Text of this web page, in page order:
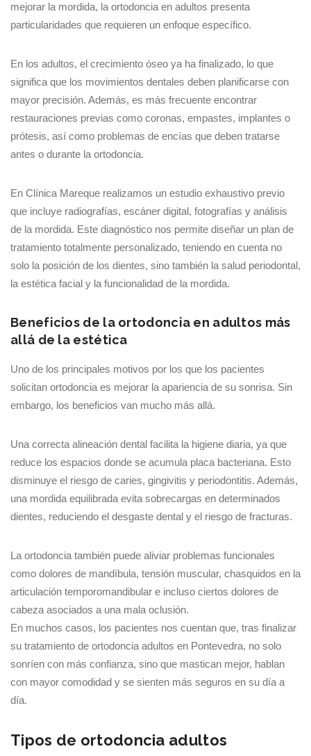
mejorar la mordida, la ortodoncia en adultos presenta
particularidades que requieren un enfoque específico.
En los adultos, el crecimiento óseo ya ha finalizado, lo que
significa que los movimientos dentales deben planificarse con
mayor precisión. Además, es más frecuente encontrar
restauraciones previas como coronas, empastes, implantes o
prótesis, así como problemas de encías que deben tratarse
antes o durante la ortodoncia.
En Clínica Mareque realizamos un estudio exhaustivo previo
que incluye radiografías, escáner digital, fotografías y análisis
de la mordida. Este diagnóstico nos permite diseñar un plan de
tratamiento totalmente personalizado, teniendo en cuenta no
solo la posición de los dientes, sino también la salud periodontal,
la estética facial y la funcionalidad de la mordida.
Beneficios de la ortodoncia en adultos más
allá de la estética
Uno de los principales motivos por los que los pacientes
solicitan ortodoncia es mejorar la apariencia de su sonrisa. Sin
embargo, los beneficios van mucho más allá.
Una correcta alineación dental facilita la higiene diaria, ya que
reduce los espacios donde se acumula placa bacteriana. Esto
disminuye el riesgo de caries, gingivitis y periodontitis. Además,
una mordida equilibrada evita sobrecargas en determinados
dientes, reduciendo el desgaste dental y el riesgo de fracturas.
La ortodoncia también puede aliviar problemas funcionales
como dolores de mandíbula, tensión muscular, chasquidos en la
articulación temporomandibular e incluso ciertos dolores de
cabeza asociados a una mala oclusión.
En muchos casos, los pacientes nos cuentan que, tras finalizar
su tratamiento de ortodoncia adultos en Pontevedra, no solo
sonríen con más confianza, sino que mastican mejor, hablan
con mayor comodidad y se sienten más seguros en su día a
día.
Tipos de ortodoncia adultos